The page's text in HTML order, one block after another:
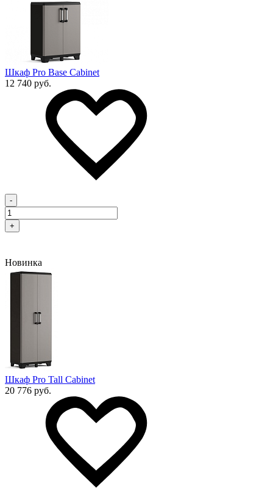
Шкаф Pro Base Cabinet
12 740 руб.
-
+
Новинка
Шкаф Pro Tall Cabinet
20 776 руб.